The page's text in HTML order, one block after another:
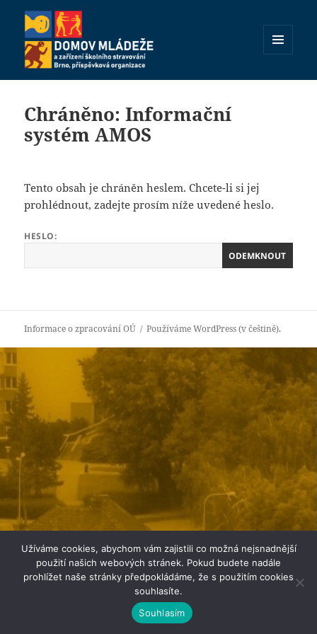
školního stravování Brno,
příspěvková organizace
WIDGETY
Chráněno: Informační
systém AMOS
Tento obsah je chráněn heslem. Chcete-li si jej
prohlédnout, zadejte prosím níže uvedené heslo.
HESLO:
Informace o zpracování OÚ Používáme WordPress (v češtině).
Užíváme cookies, abychom vám zajistili co možná nejsnadnější
použití našich webových stránek. Pokud budete nadále
prohlížet naše stránky předpokládáme, že s použitím cookies
souhlasíte.
Souhlasím